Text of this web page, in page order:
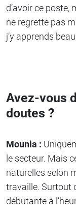
d’avoir ce poste,
ne regrette pas
j’y apprends
Avez-vous
doutes ?
Mounia :
le secteur. Mais
naturelles selon
travaille. Surtout
débutante à